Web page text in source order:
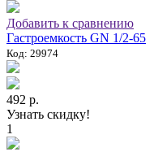
Добавить к сравнению
Гастроемкость GN 1/2-65
Код: 29974
492 р.
Узнать скидку!
1